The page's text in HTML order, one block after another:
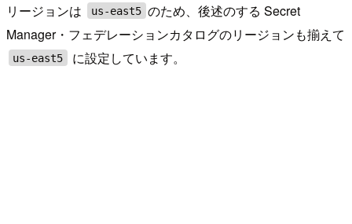
リージョンは
us-east5 のため、後述のする Secret
Manager・フェデレーションカタログのリージョンも揃えて
us-east5 に設定しています。